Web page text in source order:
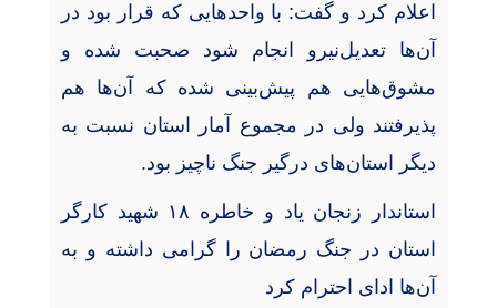
اعلام کرد و گفت: با واحدهایی که قرار بود در
آن‌ها تعدیل‌نیرو انجام شود صحبت شده و
مشوق‌هایی هم پیش‌بینی شده که آن‌ها هم
پذیرفتند ولی در مجموع آمار استان نسبت به
دیگر استان‌های درگیر جنگ ناچیز بود.
استاندار زنجان یاد و خاطره ۱۸ شهید کارگر
استان در جنگ رمضان را گرامی داشته و به
آن‌ها ادای احترام کرد